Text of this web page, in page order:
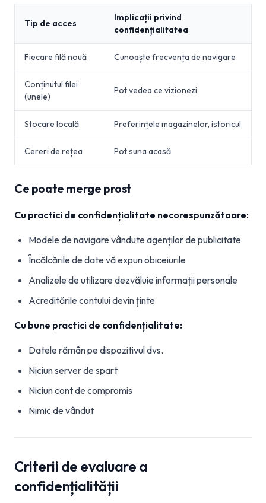
Tip de acces
Implicații privind
confidențialitatea
Fiecare filă nouă Cunoaște frecvența de navigare
Conținutul filei
(unele)
Pot vedea ce vizionezi
Stocare locală Preferințele magazinelor, istoricul
Cereri de rețea Pot suna acasă
Ce poate merge prost
Cu practici de confidențialitate necorespunzătoare:
Modele de navigare vândute agenților de publicitate
Încălcările de date vă expun obiceiurile
Analizele de utilizare dezvăluie informații personale
Acreditările contului devin ținte
Cu bune practici de confidențialitate:
Datele rămân pe dispozitivul dvs.
Niciun server de spart
Niciun cont de compromis
Nimic de vândut
Criterii de evaluare a
confidențialității